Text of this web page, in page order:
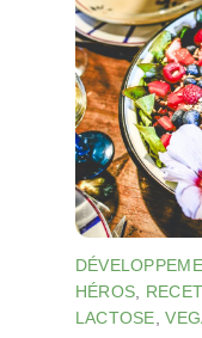
HÉROS,
LACTOSE,